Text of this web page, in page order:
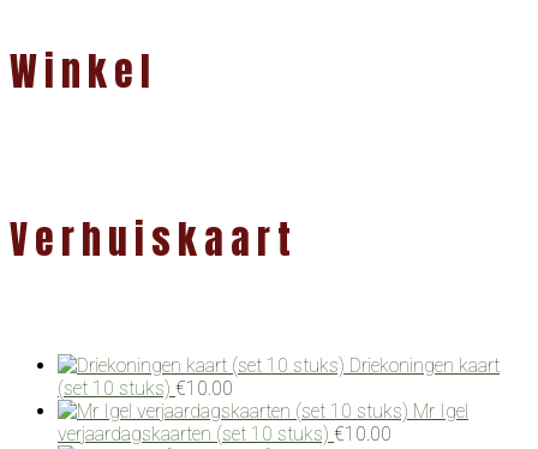
Winkel
Verhuiskaart
Driekoningen kaart
(set 10 stuks) €10.00
Mr Igel
verjaardagskaarten (set 10 stuks) €10.00